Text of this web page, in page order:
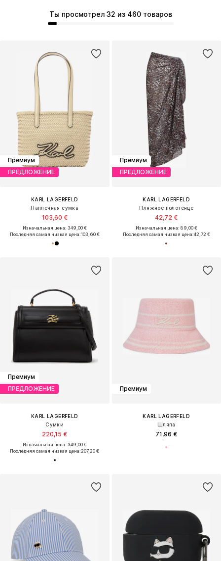
Ты просмотрел 32 из 460 товаров
Премиум
ПРЕДЛОЖЕНИЕ
KARL LAGERFELD
Наплечная сумка
103,60 €
Изначальная цена: 349,00 €
Последняя самая низкая цена:103,60 €
Премиум
ПРЕДЛОЖЕНИЕ
KARL LAGERFELD
Пляжное полотенце
42,72 €
Изначальная цена: 89,00 €
Последняя самая низкая цена:42,72 €
Премиум
ПРЕДЛОЖЕНИЕ
KARL LAGERFELD
Сумки
220,15 €
Изначальная цена: 349,00 €
Последняя самая низкая цена:207,20 €
Премиум
KARL LAGERFELD
Шляпа
71,96 €